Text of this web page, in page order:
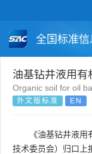
全国标准
国家标准
团体标准
国外标准
油基钻井液用有
Organic soil for oil
外文版标准 EN
《油基钻井液用
技术委员会）归口上